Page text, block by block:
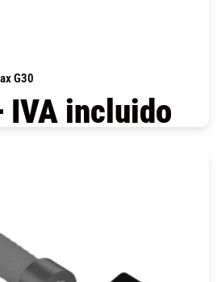
G30
IVA incluido